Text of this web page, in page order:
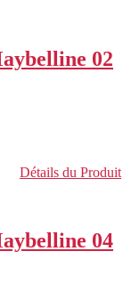
02
Détails du Produit
04